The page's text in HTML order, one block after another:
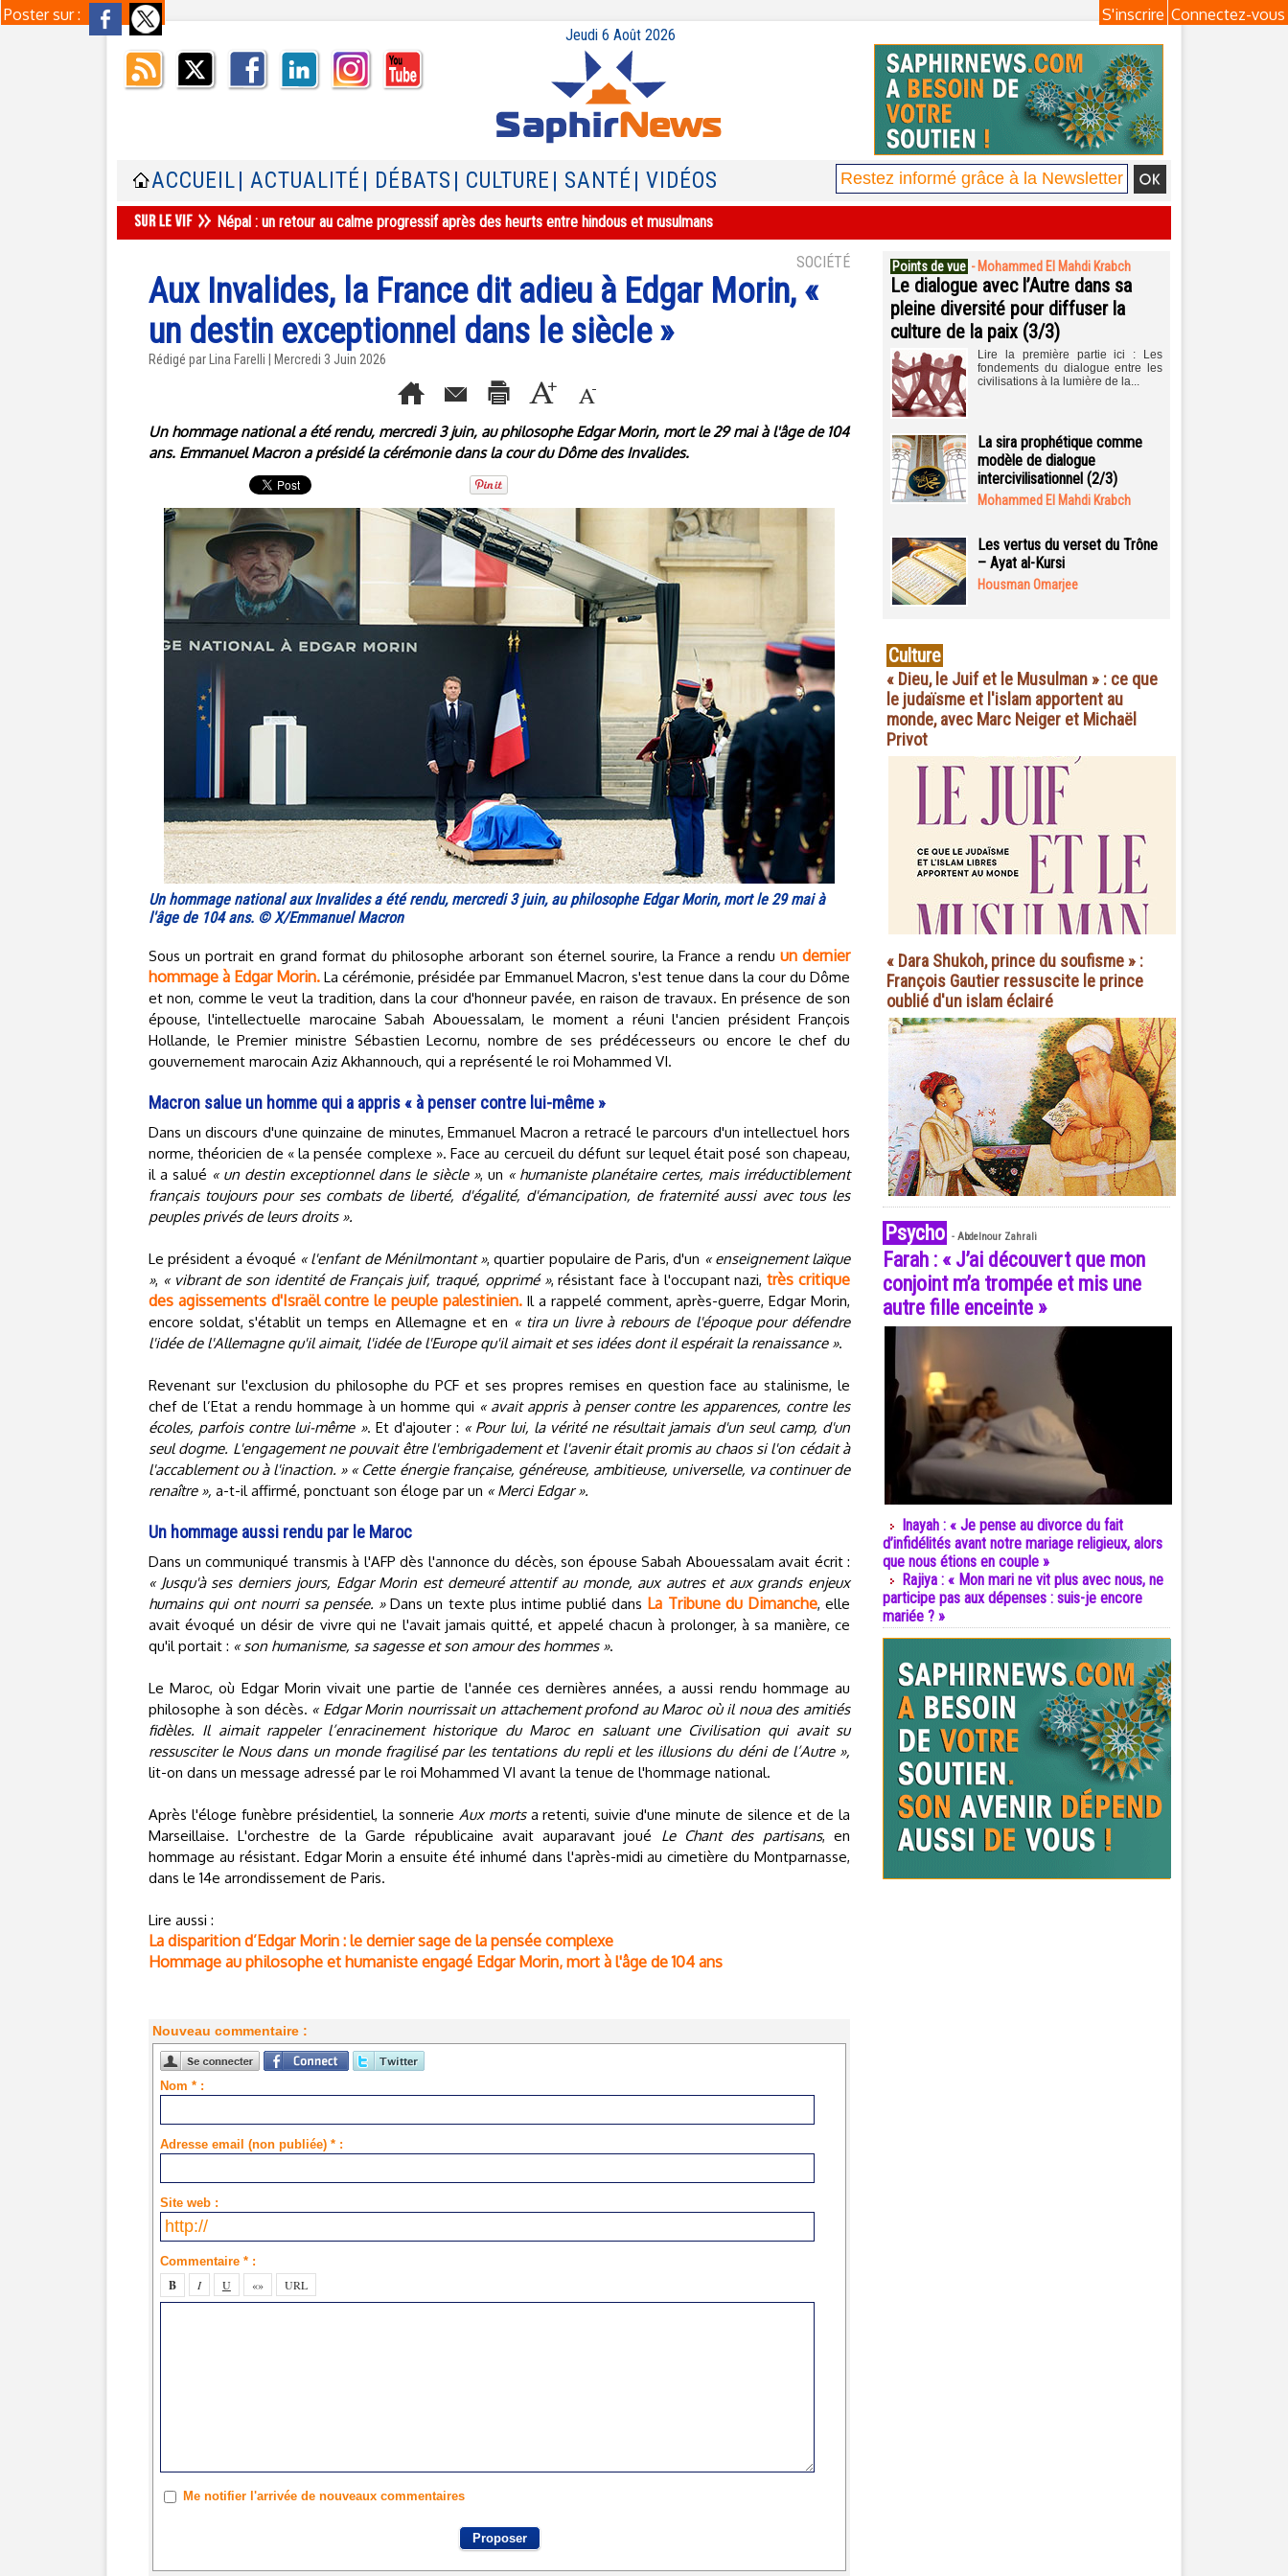
Poster sur : Connectez-vous
S'inscrire
Jeudi 6 Août 2026
ACCUEIL | ACTUALITÉ | DÉBATS | CULTURE | SANTÉ | VIDÉOS
Népal : un retour au calme progressif après des heurts entre hindous et musulmans
SOCIÉTÉ
Aux Invalides, la France dit adieu à Edgar Morin, «
un destin exceptionnel dans le siècle »
Rédigé par Lina Farelli | Mercredi 3 Juin 2026
Un hommage national a été rendu, mercredi 3 juin, au philosophe Edgar Morin, mort le 29 mai à l'âge de 104
ans. Emmanuel Macron a présidé la cérémonie dans la cour du Dôme des Invalides.
Un hommage national aux Invalides a été rendu, mercredi 3 juin, au philosophe Edgar Morin, mort le 29 mai à
l'âge de 104 ans. © X/Emmanuel Macron
Sous un portrait en grand format du philosophe arborant son éternel sourire, la France a rendu un dernier
hommage à Edgar Morin. La cérémonie, présidée par Emmanuel Macron, s'est tenue dans la cour du Dôme
et non, comme le veut la tradition, dans la cour d'honneur pavée, en raison de travaux. En présence de son
épouse, l'intellectuelle marocaine Sabah Abouessalam, le moment a réuni l'ancien président François
Hollande, le Premier ministre Sébastien Lecornu, nombre de ses prédécesseurs ou encore le chef du
gouvernement marocain Aziz Akhannouch, qui a représenté le roi Mohammed VI.
Macron salue un homme qui a appris « à penser contre lui-même »
Dans un discours d'une quinzaine de minutes, Emmanuel Macron a retracé le parcours d'un intellectuel hors
norme, théoricien de « la pensée complexe ». Face au cercueil du défunt sur lequel était posé son chapeau,
il a salué « un destin exceptionnel dans le siècle », un « humaniste planétaire certes, mais irréductiblement
français toujours pour ses combats de liberté, d'égalité, d'émancipation, de fraternité aussi avec tous les
peuples privés de leurs droits ».
Le président a évoqué « l'enfant de Ménilmontant », quartier populaire de Paris, d'un « enseignement laïque
», « vibrant de son identité de Français juif, traqué, opprimé », résistant face à l'occupant nazi,très critique
des agissements d'Israël contre le peuple palestinien.Il a rappelé comment, après-guerre, Edgar Morin,
encore soldat, s'établit un temps en Allemagne et en « tira un livre à rebours de l'époque pour défendre
l'idée de l'Allemagne qu'il aimait, l'idée de l'Europe qu'il aimait et ses idées dont il espérait la renaissance ».
Revenant sur l'exclusion du philosophe du PCF et ses propres remises en question face au stalinisme, le
chef de l’Etat a rendu hommage à un homme qui « avait appris à penser contre les apparences, contre les
écoles, parfois contre lui-même ». Et d'ajouter : « Pour lui, la vérité ne résultait jamais d'un seul camp, d'un
seul dogme. L'engagement ne pouvait être l'embrigadement et l'avenir était promis au chaos si l'on cédait à
l'accablement ou à l'inaction. » « Cette énergie française, généreuse, ambitieuse, universelle, va continuer de
renaître », a-t-il affirmé, ponctuant son éloge par un « Merci Edgar ».
Un hommage aussi rendu par le Maroc
Dans un communiqué transmis à l'AFP dès l'annonce du décès, son épouse Sabah Abouessalam avait écrit :
« Jusqu'à ses derniers jours, Edgar Morin est demeuré attentif au monde, aux autres et aux grands enjeux
humains qui ont nourri sa pensée. »Dans un texte plus intime publié dans La Tribune du Dimanche, elle
avait évoqué un désir de vivre qui ne l'avait jamais quitté, et appelé chacun à prolonger, à sa manière, ce
qu'il portait : « son humanisme, sa sagesse et son amour des hommes ».
Le Maroc, où Edgar Morin vivait une partie de l'année ces dernières années, a aussi rendu hommage au
philosophe à son décès. « Edgar Morin nourrissait un attachement profond au Maroc où il noua des amitiés
fidèles. Il aimait rappeler l’enracinement historique du Maroc en saluant une Civilisation qui avait su
ressusciter le Nous dans un monde fragilisé par les tentations du repli et les illusions du déni de l’Autre »,
lit-on dans un message adressé par le roi Mohammed VI avant la tenue de l'hommage national.
Après l'éloge funèbre présidentiel, la sonnerie Aux mortsa retenti, suivie d'une minute de silence et de la
Marseillaise. L'orchestre de la Garde républicaine avait auparavant joué Le Chant des partisans, en
hommage au résistant. Edgar Morin a ensuite été inhumé dans l'après-midi au cimetière du Montparnasse,
dans le 14e arrondissement de Paris.
Lire aussi :
La disparition d’Edgar Morin : le dernier sage de la pensée complexe
Hommage au philosophe et humaniste engagé Edgar Morin, mort à l'âge de 104 ans
Nouveau commentaire :
Nom * :
Adresse email (non publiée) * :
Site web :
Commentaire * :
Me notifier l'arrivée de nouveaux commentaires
Points de vue - Mohammed El Mahdi Krabch
Le dialogue avec l’Autre dans sa
pleine diversité pour diffuser la
culture de la paix (3/3)
Lire la première partie ici : Les
fondements du dialogue entre les
civilisations à la lumière de la...
La sira prophétique comme
modèle de dialogue
intercivilisationnel (2/3)
Mohammed El Mahdi Krabch
Les vertus du verset du Trône
– Ayat al-Kursi
Housman Omarjee
Culture
« Dieu, le Juif et le Musulman » : ce que
le judaïsme et l'islam apportent au
monde, avec Marc Neiger et Michaël
Privot
« Dara Shukoh, prince du soufisme » :
François Gautier ressuscite le prince
oublié d'un islam éclairé
Psycho - Abdelnour Zahrali
Farah : « J’ai découvert que mon
conjoint m’a trompée et mis une
autre fille enceinte »
Inayah : « Je pense au divorce du fait
d’infidélités avant notre mariage religieux, alors
que nous étions en couple »
Rajiya : « Mon mari ne vit plus avec nous, ne
participe pas aux dépenses : suis-je encore
mariée ? »